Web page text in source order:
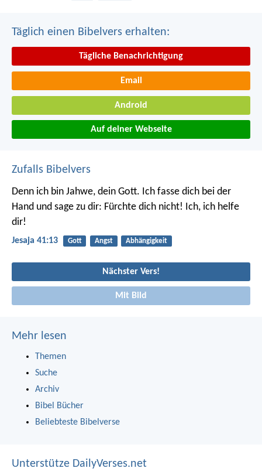
Täglich einen Bibelvers erhalten:
Tägliche Benachrichtigung
Email
Android
Auf deiner Webseite
Zufalls Bibelvers
Denn ich bin Jahwe, dein Gott. Ich fasse dich bei der
Hand und sage zu dir: Fürchte dich nicht! Ich, ich helfe
dir!
Jesaja 41:13 Gott Angst Abhängigkeit
Nächster Vers!
Mit Bild
Mehr lesen
Themen
Suche
Archiv
Bibel Bücher
Beliebteste Bibelverse
Unterstütze DailyVerses.net